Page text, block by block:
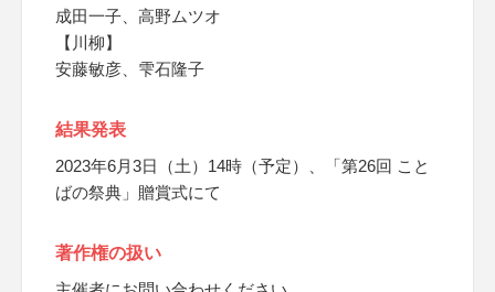
成田一子、高野ムツオ
【川柳】
安藤敏彦、雫石隆子
結果発表
2023年6月3日（土）14時（予定）、「第26回 こと
ばの祭典」贈賞式にて
著作権の扱い